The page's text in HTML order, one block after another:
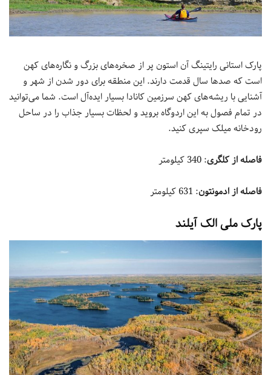
پارک استانی رایتینگ آن استون پر از صخره‌های بزرگ و نگاره‌های کهن
است که صدها سال قدمت دارند. این منطقه برای دور شدن از شهر و
آشنایی با ریشه‌های کهن سرزمین کانادا بسیار ایده‌آل است. شما می‌توانید
در تمام فصول به این اردوگاه بروید و لحظات بسیار جذاب را در ساحل
رودخانه میلک سپری کنید.
فاصله از کلگری: 340 کیلومتر
فاصله از ادمونتون: 631 کیلومتر
پارک ملی الک آیلند